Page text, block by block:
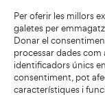
Per oferir les millors
galetes per
Donar el
processar dades
identificadors únics
consentiment, pot
característiques i